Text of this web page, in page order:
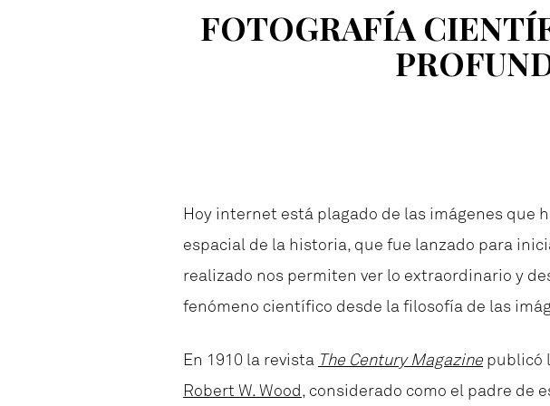
FOTOGRAFÍA
Hoy internet está plagado de las imágenes que
espacial de la historia, que fue lanzado para
realizado nos permiten ver lo extraordinario y
fenómeno científico desde la filosofía de las
En 1910 la revista The Century Magazinepublicó
Robert W. Wood, considerado como el padre de